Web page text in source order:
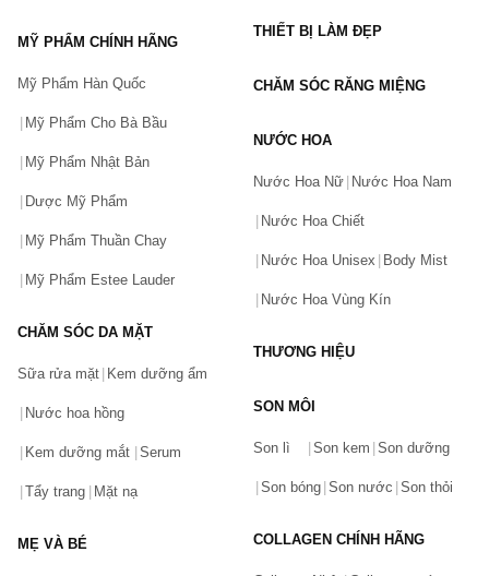
Son Shu Amplified CR 362 Màu Cam Hồng San Hô
Son Shu Uemura Rouge Unlimited OR 540 Cam San Hô
Son Shu Uemura Rouge Unlimited M RD 143 Đỏ San Hô
Son Shu tone nâu
Son Shu Uemura M BR 735 Màu Nâu Đất
Son Shu Uemura màu nâu cafe sữa
Son Shu Uemura màu nâu Chocolate Rouge Unlimited Lipstick
Son Shu tone nude
Son Shu Uemura 928 Màu Hồng Nude
Son Shu Amplified BG 961 Màu Cam Nude
Son Shu Uemura Sandy Quartz Màu Nâu Đất Nude
Son Shu tone rượu
Son Shu Uemura màu đỏ rượu 187
Phân biệt son Shu Uemura Fake và Auth
Để nhận dạng được son Shu Uemura vỏ đen chính hãng thì bạn có thể
kiểm tra bên ngoài với thiết kế chắc chắn, nắp son vừa khít với sản
Bạn gặp vấn đề về sản phẩm hay mua hàng?
Hãy báo lỗi cho chúng tôi. Hoặc gọi cho chúng tôi qua số
MỸ PHẨM CHÍNH HÃNG
Mỹ Phẩm Hàn Quốc
Mỹ Phẩm Cho Bà Bầu
Mỹ Phẩm Nhật Bản
Dược Mỹ Phẩm
Mỹ Phẩm Thuần Chay
Mỹ Phẩm Estee Lauder
CHĂM SÓC DA MẶT
Sữa rửa mặt Kem dưỡng ẩm
Nước hoa hồng
Kem dưỡng mắt Serum
Tẩy trang Mặt nạ
MẸ VÀ BÉ
THIẾT BỊ LÀM ĐẸP
CHĂM SÓC RĂNG MIỆNG
NƯỚC HOA
Nước Hoa Nữ Nước Hoa Nam
Nước Hoa Chiết
Nước Hoa Unisex Body Mist
Nước Hoa Vùng Kín
THƯƠNG HIỆU
SON MÔI
Son lì Son kem Son dưỡng
Son bóng Son nước Son thỏi
COLLAGEN CHÍNH HÃNG